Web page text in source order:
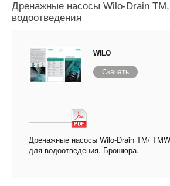
Дренажные насосы Wilo-Drain
водоотведения
WILO
Скачать
Дренажные насосы Wilo-Drain TM/
для водоотведения. Брошюра.